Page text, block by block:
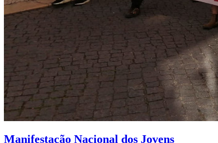
Manifestação Nacional dos Jovens